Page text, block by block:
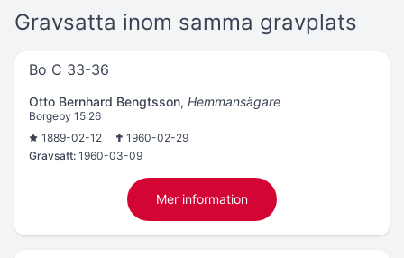
Gravsatta inom samma gravplats
Bo C 33-36
Otto Bernhard Bengtsson, Hemmansägare
Borgeby 15:26
1889-02-12
1960-02-29
Gravsatt: 1960-03-09
Mer information